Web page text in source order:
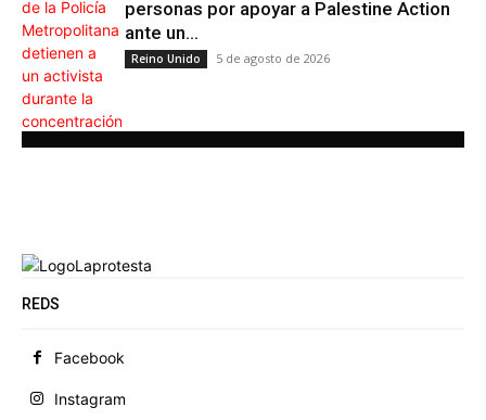
personas por apoyar a Palestine Action
ante un...
Reino Unido 5 de agosto de 2026
REDS
Facebook
Instagram